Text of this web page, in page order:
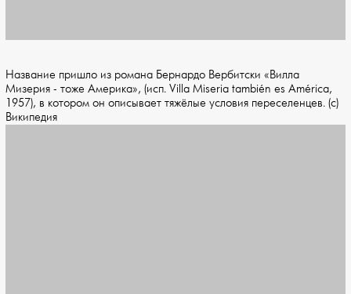
Название пришло из романа Бернардо Вербитски «Вилла
Мизерия - тоже Америка», (исп. Villa Miseria también es América,
1957), в котором он описывает тяжёлые условия переселенцев. (с)
Википедия